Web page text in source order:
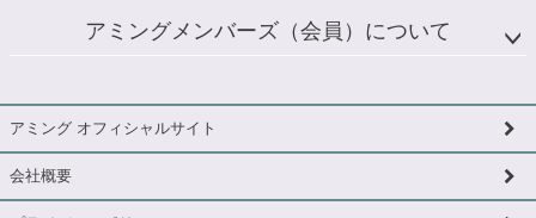
アミングメンバーズ（会員）について
アミング オフィシャルサイト
会社概要